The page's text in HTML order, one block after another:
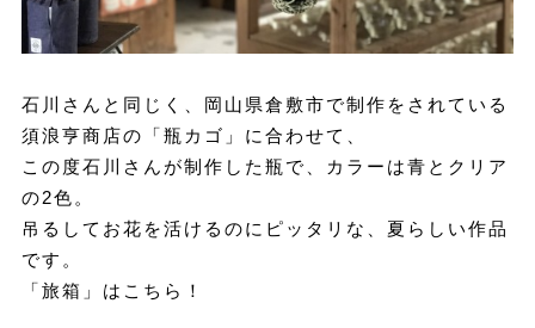
石川さんと同じく、岡山県倉敷市で制作をされている
須浪亨商店の「瓶カゴ」に合わせて、
この度石川さんが制作した瓶で、カラーは青とクリア
の2色。
吊るしてお花を活けるのにピッタリな、夏らしい作品
です。
「旅箱」はこちら！